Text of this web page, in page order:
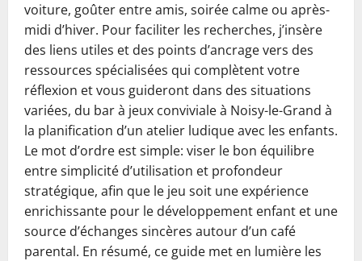
voiture, goûter entre amis, soirée calme ou après-
midi d’hiver. Pour faciliter les recherches, j’insère
des liens utiles et des points d’ancrage vers des
ressources spécialisées qui complètent votre
réflexion et vous guideront dans des situations
variées, du bar à jeux conviviale à Noisy-le-Grand à
la planification d’un atelier ludique avec les enfants.
Le mot d’ordre est simple: viser le bon équilibre
entre simplicité d’utilisation et profondeur
stratégique, afin que le jeu soit une expérience
enrichissante pour le développement enfant et une
source d’échanges sincères autour d’un café
parental. En résumé, ce guide met en lumière les